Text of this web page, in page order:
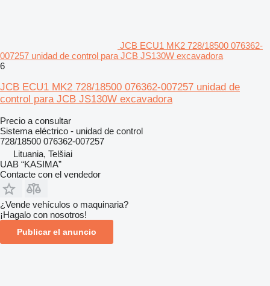
JCB ECU1 MK2 728/18500 076362-
007257 unidad de control para JCB JS130W excavadora
6
JCB ECU1 MK2 728/18500 076362-007257 unidad de
control para JCB JS130W excavadora
Precio a consultar
Sistema eléctrico - unidad de control
728/18500 076362-007257
Lituania, Telšiai
UAB “KASIMA”
Contacte con el vendedor
¿Vende vehículos o maquinaria?
¡Hagalo con nosotros!
Publicar el anuncio